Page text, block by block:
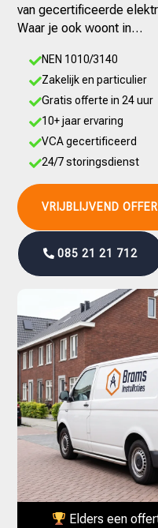
van gecertificeerde
Waar je ook woont in…
NEN 1010/3140
Zakelijk en particulier
Gratis offerte in 24 uur
10+ jaar ervaring
VCA gecertificeerd
24/7 storingsdienst
VRIJBLIJVEND
085 21 21 712
Elders een